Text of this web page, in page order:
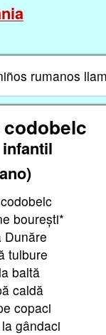
rumanos
bourești*
Dunăre
tulbure
baltă
caldă
copaci
gândaci